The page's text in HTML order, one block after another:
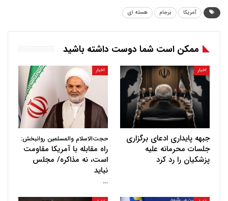
آمریکا برجام هسته ای
ممکن است شما دوست داشته باشید
اخبار
جبهه پایداری ادعای برگزاری
جلسات محرمانه علیه
پزشکیان را رد کرد
اخبار
حجت‌الاسلام والمسلمین روانبخش:
راه مقابله با آمریکا مقاومت
است، نه مذاکره/ مجلس
نباید
…